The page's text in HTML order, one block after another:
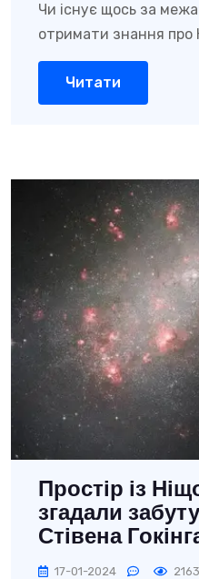
Чи існує щось за
отримати знання про
Читати
Простір із
згадали
Стівена
17-01-2024 2163